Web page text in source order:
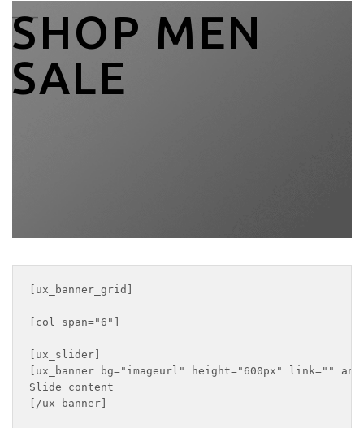
SHOP MEN
SALE
[ux_banner_grid]
[col span="6"]
[ux_slider]
[ux_banner bg="imageurl" height="600px" link=""
Slide content
[/ux_banner]